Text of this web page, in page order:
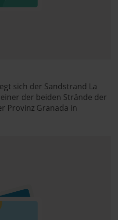
sich der Sandstrand La
der beiden Strände der
Provinz Granada in